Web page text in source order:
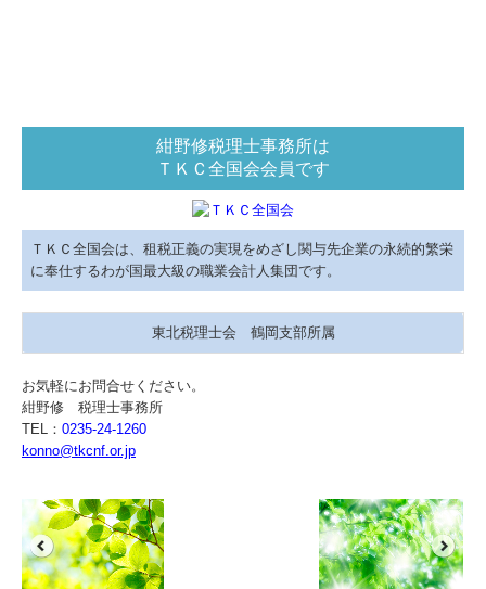
紺野修税理士事務所は
ＴＫＣ全国会会員です
ＴＫＣ全国会は、租税正義の実現をめざし関与先企業の永続的繁栄
に奉仕するわが国最大級の職業会計人集団です。
東北税理士会 鶴岡支部所属
お気軽にお問合せください。
紺野修 税理士事務所
TEL： 0235-24-1260
konno@tkcnf.or.jp